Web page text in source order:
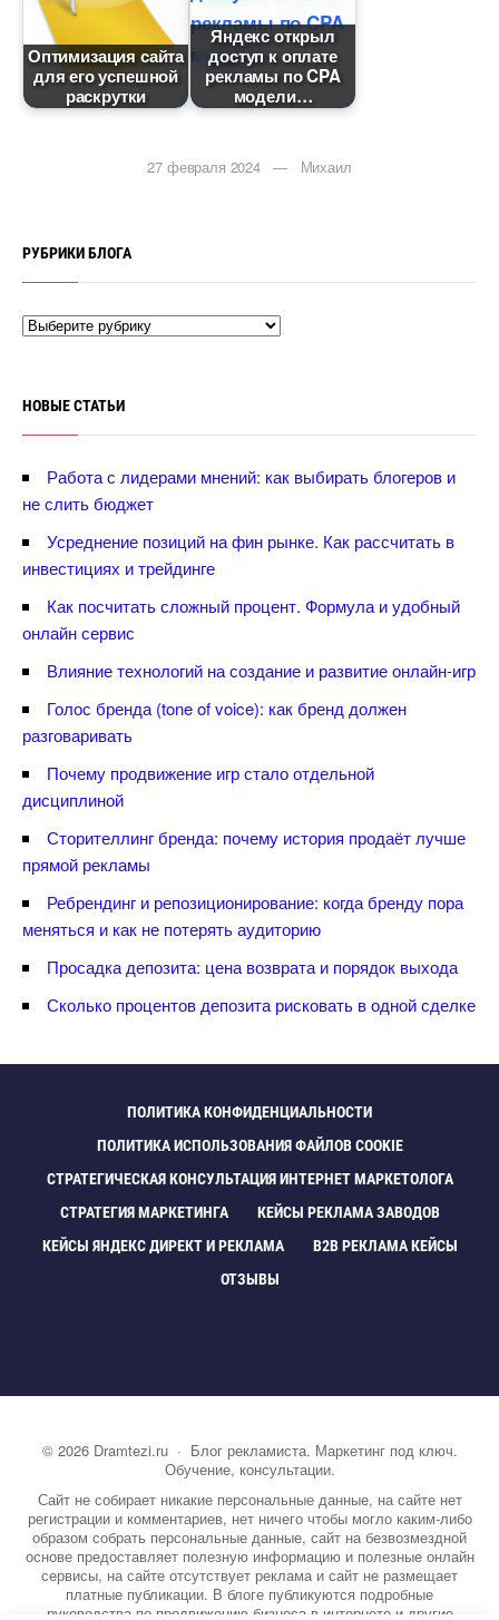
Оптимизация сайта
для его успешной
раскрутки
Яндекс открыл
доступ к оплате
рекламы по CPA
модели
27 февраля 2024 — Михаил
РУБРИКИ БЛОГА
НОВЫЕ СТАТЬИ
Работа с лидерами мнений: как выбирать блогеров и
не слить бюджет
Усреднение позиций на фин рынке. Как рассчитать
инвестициях и трейдинге
Как посчитать сложный процент. Формула и удобный
онлайн сервис
лияние технологий на создание и развитие онлайн-игр
Голос бренда (tone of voice): как бренд должен
разговаривать
Почему продвижение игр стало отдельной
дисциплиной
Сторителлинг бренда: почему история продаёт лучше
прямой рекламы
Ребрендинг и репозиционирование: когда бренду пора
меняться и как не потерять аудиторию
Просадка депозита: цена возврата и порядок выхода
Сколько процентов депозита рисковать в одной сделке
ПОЛИТИКА КОНФИДЕНЦИАЛЬНОСТИ
ПОЛИТИКА ИСПОЛЬЗОВАНИЯ ФАЙЛОВ COOKIE
СТРАТЕГИЧЕСКАЯ КОНСУЛЬТАЦИЯ ИНТЕРНЕТ МАРКЕТОЛОГА
СТРАТЕГИЯ МАРКЕТИНГА
КЕЙСЫ РЕКЛАМА ЗАВОДО
КЕЙСЫ ЯНДЕКС ДИРЕКТ И РЕКЛАМА
B2B РЕКЛАМА КЕЙСЫ
ОТЗЫВЫ
© 2026 Dramtezi.ru· Блог рекламиста. Маркетинг под ключ.
Обучение, консультации.
Сайт не собирает никакие персональные данные, на сайте нет
регистрации и комментариев, нет ничего чтобы могло каким-либо
образом собрать персональные данные, сайт на безвозмездной
основе предоставляет полезную информацию и полезные онлайн
сервисы, на сайте отсутствует реклама и сайт не размещает
платные публикации. В блоге публикуются подробные
руководства по продвижению бизнеса в интернете и другие